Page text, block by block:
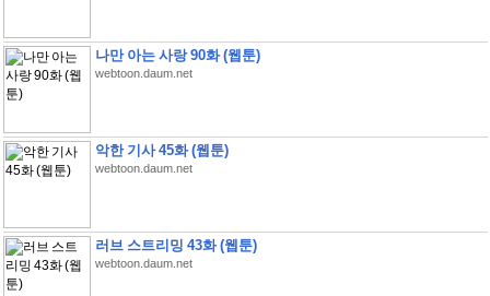
나만 아는 사랑 90화 (웹툰)
webtoon.daum.net
악한 기사 45화 (웹툰)
webtoon.daum.net
러브 스트리밍 43화 (웹툰)
webtoon.daum.net